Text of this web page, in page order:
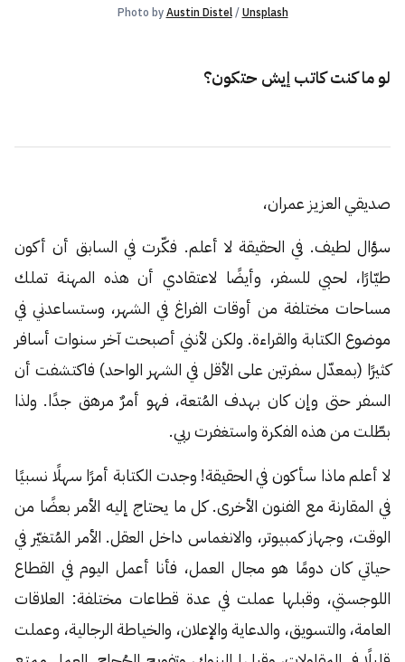
Photo by Austin Distel / Unsplash
لو ما كنت كاتب إيش حتكون؟
صديقي العزيز عمران،
سؤال لطيف. في الحقيقة لا أعلم. فكّرت في السابق أن أكون
طيّارًا، لحبي للسفر، وأيضًا لاعتقادي أن هذه المهنة تملك
مساحات مختلفة من أوقات الفراغ في الشهر، وستساعدني في
موضوع الكتابة والقراءة. ولكن لأنني أصبحت آخر سنوات أسافر
كثيرًا (بمعدّل سفرتين على الأقل في الشهر الواحد) فاكتشفت أن
السفر حتى وإن كان بهدف المُتعة، فهو أمرٌ مرهق جدًا. ولذا
بطّلت من هذه الفكرة واستغفرت ربي.
لا أعلم ماذا سأكون في الحقيقة! وجدت الكتابة أمرًا سهلًا نسبيًا
في المقارنة مع الفنون الأخرى. كل ما يحتاج إليه الأمر بعضًا من
الوقت، وجهاز كمبيوتر، والانغماس داخل العقل. الأمر المُتغيّر في
حياتي كان دومًا هو مجال العمل، فأنا أعمل اليوم في القطاع
اللوجستي، وقبلها عملت في عدة قطاعات مختلفة: العلاقات
العامة، والتسويق، والدعاية والإعلان، والخياطة الرجالية، وعملت